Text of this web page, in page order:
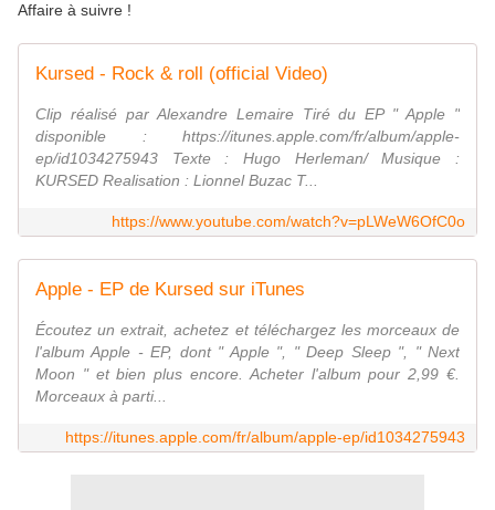
Affaire à suivre !
Kursed - Rock & roll (official Video)
Clip réalisé par Alexandre Lemaire Tiré du EP " Apple "
disponible : https://itunes.apple.com/fr/album/apple-
ep/id1034275943 Texte : Hugo Herleman/ Musique :
KURSED Realisation : Lionnel Buzac T...
https://www.youtube.com/watch?v=pLWeW6OfC0o
Apple - EP de Kursed sur iTunes
Écoutez un extrait, achetez et téléchargez les morceaux de
l'album Apple - EP, dont " Apple ", " Deep Sleep ", " Next
Moon " et bien plus encore. Acheter l'album pour 2,99 €.
Morceaux à parti...
https://itunes.apple.com/fr/album/apple-ep/id1034275943